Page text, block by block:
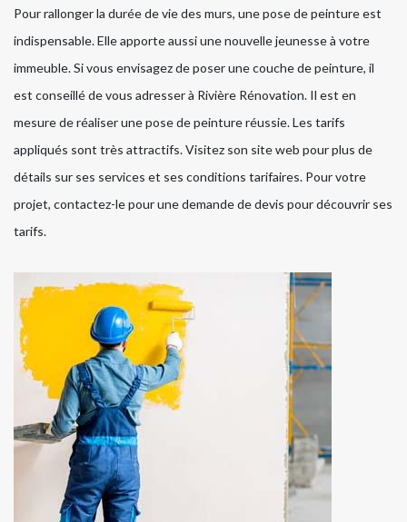
Pour rallonger la durée de vie des murs, une pose de peinture est
indispensable. Elle apporte aussi une nouvelle jeunesse à votre
immeuble. Si vous envisagez de poser une couche de peinture, il
est conseillé de vous adresser à Rivière Rénovation. Il est en
mesure de réaliser une pose de peinture réussie. Les tarifs
appliqués sont très attractifs. Visitez son site web pour plus de
détails sur ses services et ses conditions tarifaires. Pour votre
projet, contactez-le pour une demande de devis pour découvrir ses
tarifs.